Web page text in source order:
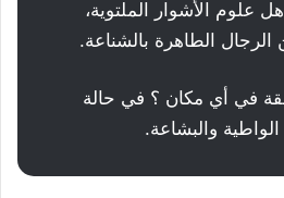
علوم الأشوار الملتوية،
الطاهرة بالشناعة.
في أي مكان ؟ في حالة
الواطية والبشاعة.